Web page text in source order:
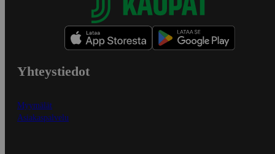
Yhteystiedot
Myymälät
Asiakaspalvelu